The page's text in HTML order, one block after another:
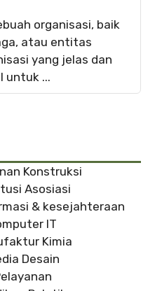
organisasi, baik
atau entitas
yang jelas dan
untuk ...
Konstruksi
Asosiasi
& kesejahteraan
IT
Kimia
Desain